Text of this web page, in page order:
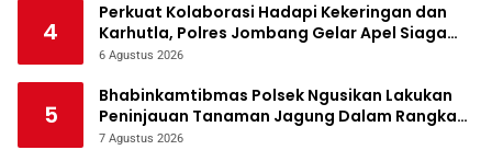
4
Perkuat Kolaborasi Hadapi Kekeringan dan
Karhutla, Polres Jombang Gelar Apel Siaga
Bencana
6 Agustus 2026
5
Bhabinkamtibmas Polsek Ngusikan Lakukan
Peninjauan Tanaman Jagung Dalam Rangka
Mendukung Ketahanan Pangan
7 Agustus 2026